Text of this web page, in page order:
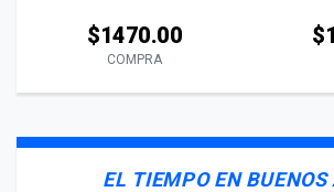
$1470.00
COMPRA
EL TIEMPO EN BUENOS